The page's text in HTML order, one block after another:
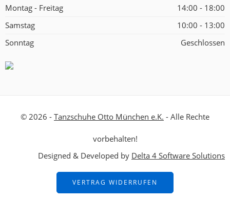
Montag - Freitag
14:00 - 18:00
Samstag
10:00 - 13:00
Sonntag
Geschlossen
© 2026 - Tanzschuhe Otto München e.K. - Alle Rechte
vorbehalten!
Designed & Developed by Delta 4 Software Solutions
VERTRAG WIDERRUFEN